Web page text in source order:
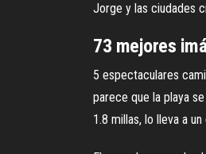
Jorge y las ciudades
73 mejores
5 espectaculares
parece que la playa
1.8 millas, lo lleva a